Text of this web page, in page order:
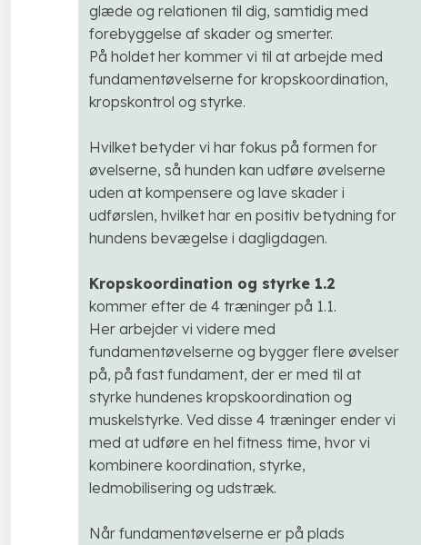
glæde og relationen til dig, samtidig med
forebyggelse af skader og smerter.
På holdet her kommer vi til at arbejde med
fundamentøvelserne for kropskoordination,
kropskontrol og styrke.
Hvilket betyder vi har fokus på formen for
øvelserne, så hunden kan udføre øvelserne
uden at kompensere og lave skader i
udførslen, hvilket har en positiv betydning for
hundens bevægelse i dagligdagen.
Kropskoordination og styrke 1.2
kommer efter de 4 træninger på 1.1.
Her arbejder vi videre med
fundamentøvelserne og bygger flere øvelser
på, på fast fundament, der er med til at
styrke hundenes kropskoordination og
muskelstyrke. Ved disse 4 træninger ender vi
med at udføre en hel fitness time, hvor vi
kombinere koordination, styrke,
ledmobilisering og udstræk.
Når fundamentøvelserne er på plads